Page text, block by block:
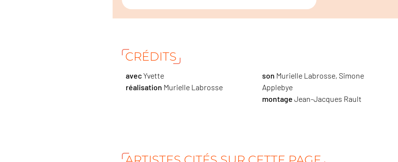
CRÉDITS
avecYvette
réalisation Murielle Labrosse
son Murielle Labrosse, Simone
Applebye
montage Jean-Jacques Rault